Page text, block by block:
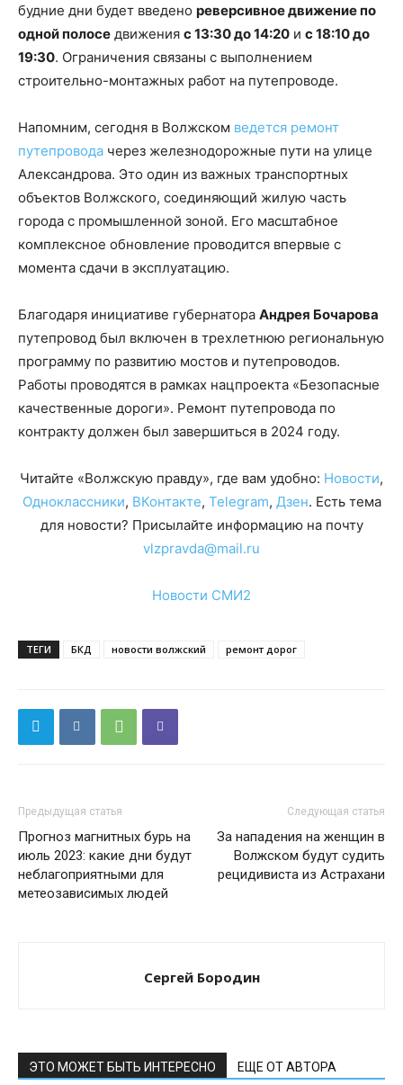
будние дни будет введено реверсивное движение по
одной полосе движения с 13:30 до 14:20 и с 18:10 до
19:30. Ограничения связаны с выполнением
строительно-монтажных работ на путепроводе.
Напомним, сегодня в Волжском ведется ремонт
путепровода через железнодорожные пути на улице
Александрова. Это один из важных транспортных
объектов Волжского, соединяющий жилую часть
города с промышленной зоной. Его масштабное
комплексное обновление проводится впервые с
момента сдачи в эксплуатацию.
Благодаря инициативе губернатора Андрея Бочарова
путепровод был включен в трехлетнюю региональную
программу по развитию мостов и путепроводов.
Работы проводятся в рамках нацпроекта «Безопасные
качественные дороги». Ремонт путепровода по
контракту должен был завершиться в 2024 году.
Читайте «Волжскую правду», где вам удобно: Новости,
Одноклассники, ВКонтакте, Telegram, Дзен. Есть тема
для новости? Присылайте информацию на почту
vlzpravda@mail.ru
Новости СМИ2
ТЕГИ БКД новости волжский ремонт дорог
Предыдущая статья
Прогноз магнитных бурь на
июль 2023: какие дни будут
неблагоприятными для
метеозависимых людей
Следующая статья
За нападения на женщин в
Волжском будут судить
рецидивиста из Астрахани
Сергей Бородин
ЭТО МОЖЕТ БЫТЬ ИНТЕРЕСНО ЕЩЕ ОТ АВТОРА